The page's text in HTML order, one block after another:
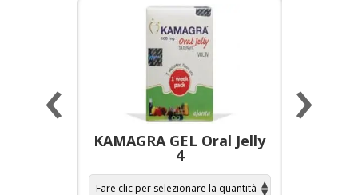
KAMAGRA GEL Oral Jelly
4
‹ ›